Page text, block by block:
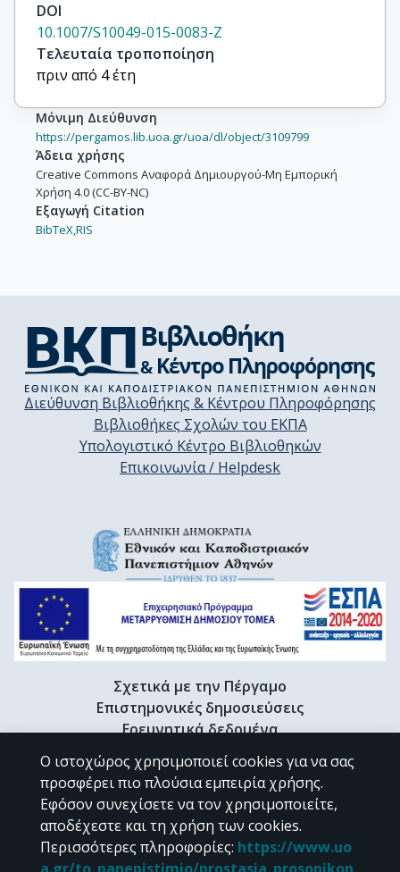
DOI
10.1007/S10049-015-0083-Z
Τελευταία τροποποίηση
πριν από 4 έτη
Μόνιμη Διεύθυνση
https://pergamos.lib.uoa.gr/uoa/dl/object/3109799
Άδεια χρήσης
Creative Commons Αναφορά Δημιουργού-Μη Εμπορική
Χρήση 4.0 (CC-BY-NC)
Εξαγωγή Citation
BibTeX,RIS
Διεύθυνση Βιβλιοθήκης & Κέντρου Πληροφόρησης
Βιβλιοθήκες Σχολών του ΕΚΠΑ
Υπολογιστικό Κέντρο Βιβλιοθηκών
Επικοινωνία / Helpdesk
Σχετικά με την Πέργαμο
Επιστημονικές δημοσιεύσεις
Ερευνητικά δεδομένα
Διδακτορικές διατριβές & Γκρίζα βιβλιογραφία
Προφίλ Ερευνητή
CC BY-NC 4.0
Ο ιστοχώρος χρησιμοποιεί cookies για να σας
προσφέρει πιο πλούσια εμπειρία χρήσης.
Εφόσον συνεχίσετε να τον χρησιμοποιείτε,
αποδέχεστε και τη χρήση των cookies.
Περισσότερες πληροφορίες: https://www.uo